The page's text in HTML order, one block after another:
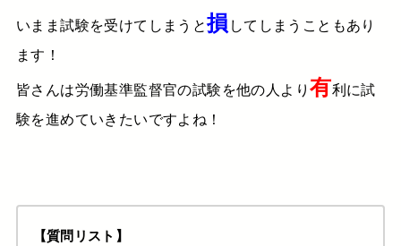
いまま試験を受けてしまうと損 してしまうこともあり
ます！
皆さんは労働基準監督官の試験を他の人より有利に試
験を進めていきたいですよね！
【質問リスト】